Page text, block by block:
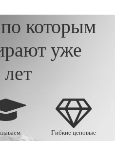
которым
уже
Гибкие ценовые